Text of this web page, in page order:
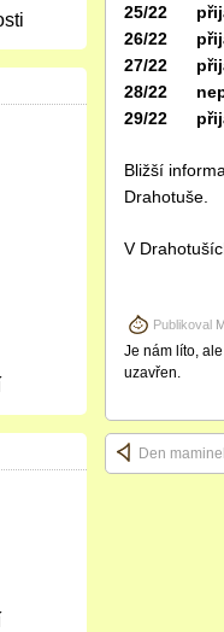
25/22
26/22
27/22
28/22
29/22
Bližší
Drahotuše.
V
Publikoval
Je nám líto,
uzavřen.
Den